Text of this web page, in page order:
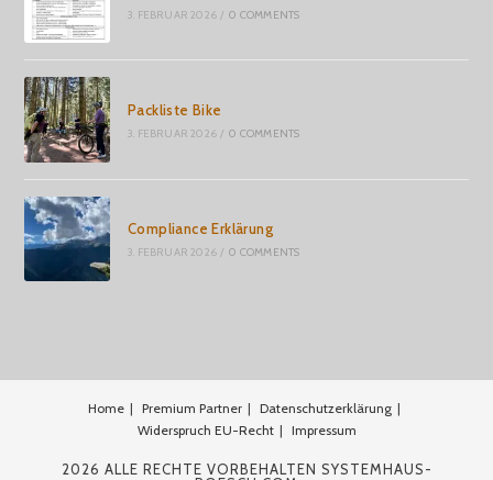
3. FEBRUAR 2026 / 0 COMMENTS
Packliste Bike
3. FEBRUAR 2026 / 0 COMMENTS
Compliance Erklärung
3. FEBRUAR 2026 / 0 COMMENTS
Home Premium Partner
Datenschutzerklärung
Widerspruch EU-Recht
Impressum
2026 ALLE RECHTE VORBEHALTEN SYSTEMHAUS-